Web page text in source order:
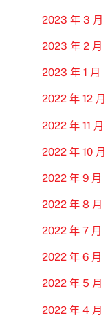
2023 年 3 月
2023 年 2 月
2023 年 1 月
2022 年 12 月
2022 年 11 月
2022 年 10 月
2022 年 9 月
2022 年 8 月
2022 年 7 月
2022 年 6 月
2022 年 5 月
2022 年 4 月